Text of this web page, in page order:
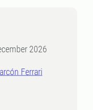
2026
Ferrari